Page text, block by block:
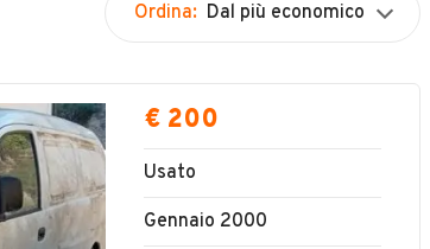
Ordina: Dal più economico